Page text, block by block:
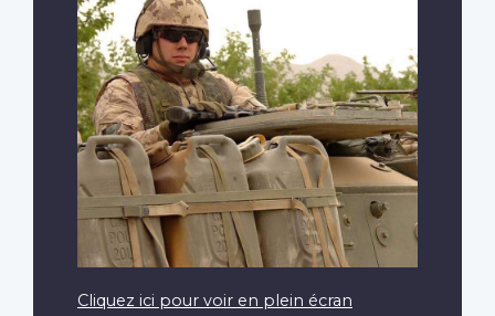
Cliquez ici pour voir en plein écran